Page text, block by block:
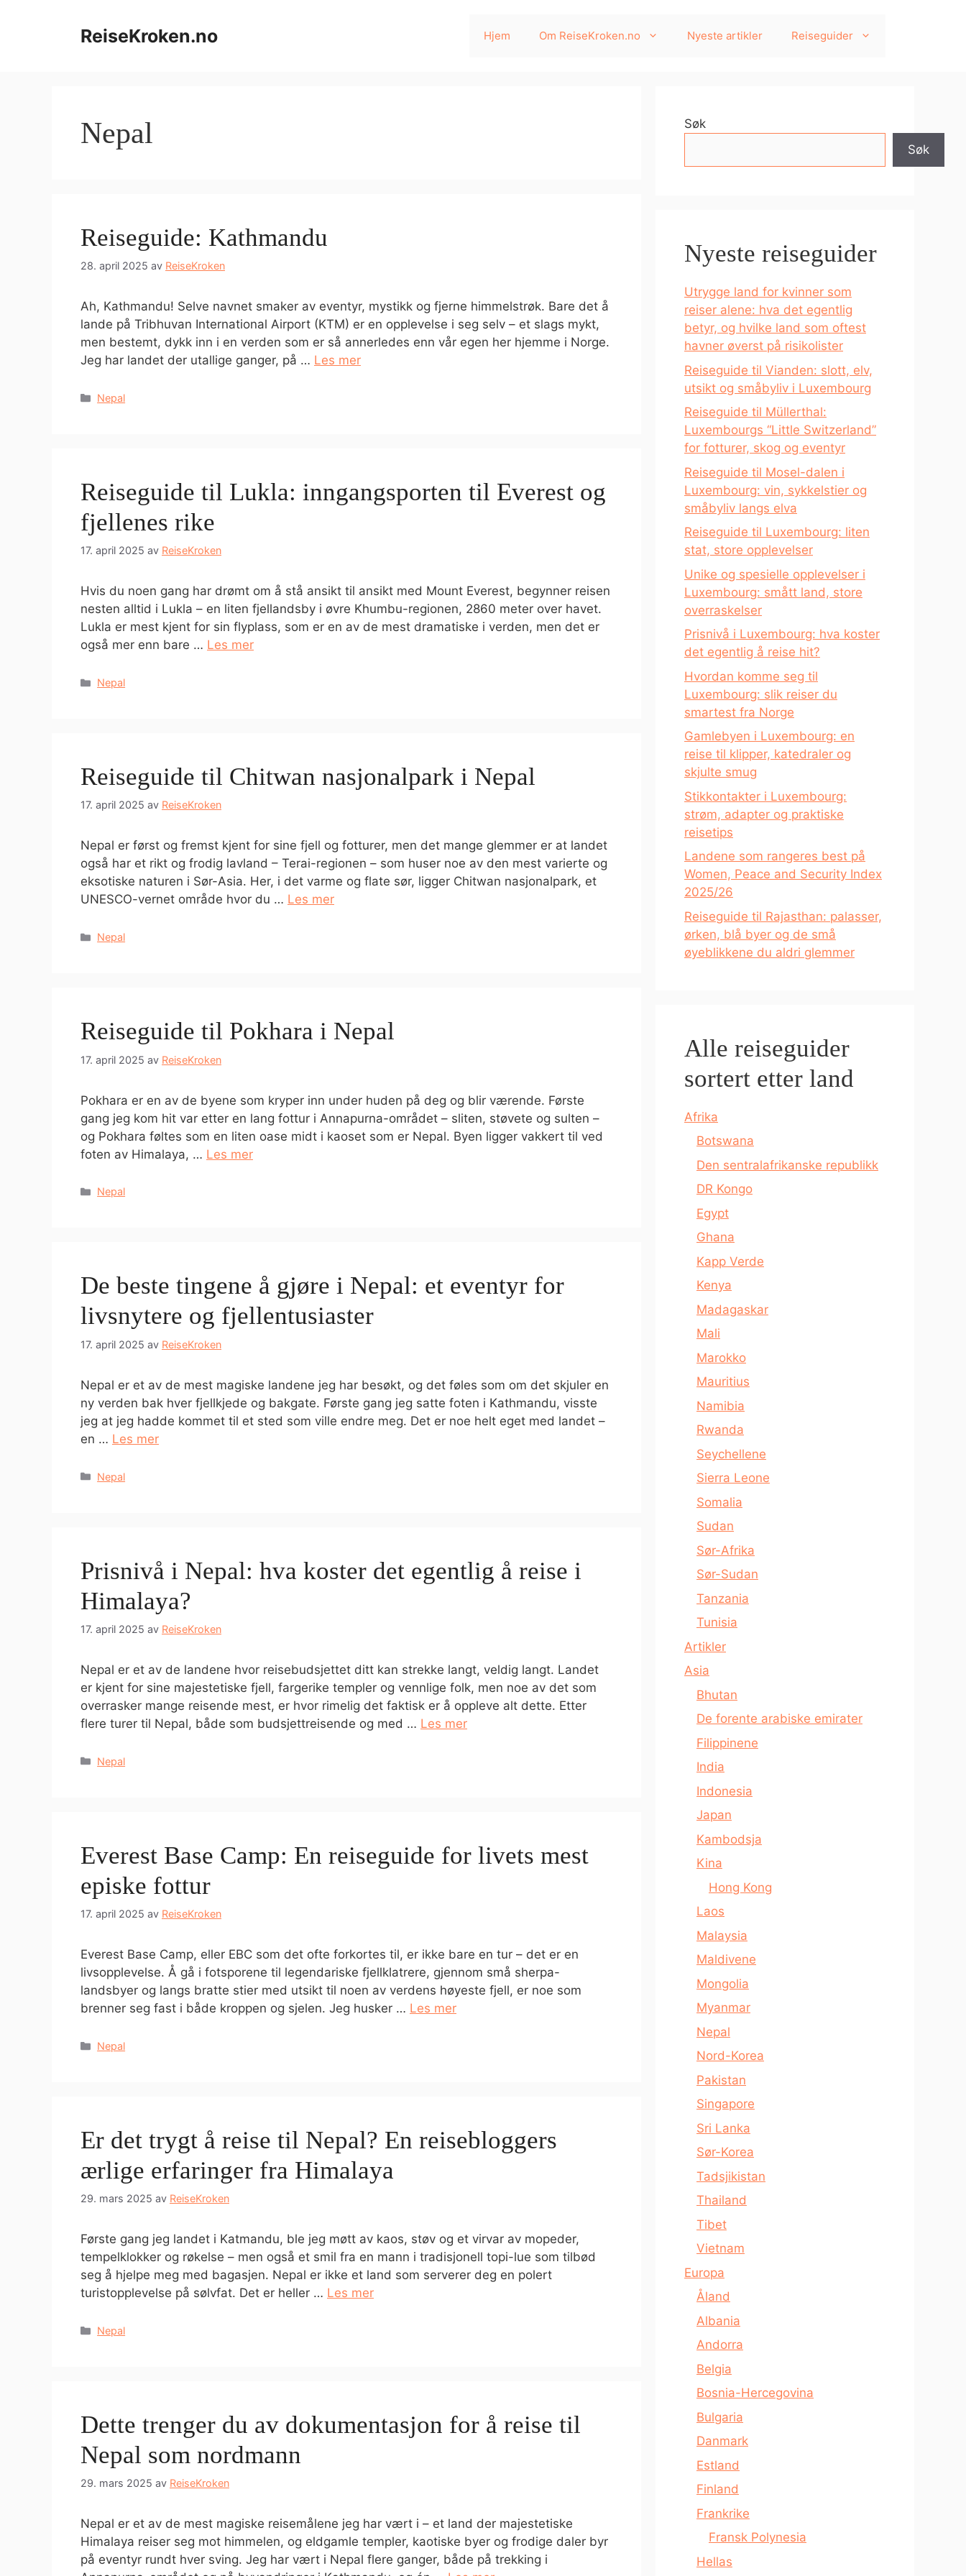
ReiseKroken.no Hjem Om ReiseKroken.no Nyeste artikler Reiseguider
Nepal
Reiseguide: Kathmandu
28. april 2025 av ReiseKroken
Ah, Kathmandu! Selve navnet smaker av eventyr, mystikk og fjerne himmelstrøk. Bare det å
lande på Tribhuvan International Airport (KTM) er en opplevelse i seg selv – et slags mykt,
men bestemt, dykk inn i en verden som er så annerledes enn vår egen her hjemme i Norge.
Jeg har landet der utallige ganger, på … Les mer
Kategorier
Nepal
Reiseguide til Lukla: inngangsporten til Everest og
fjellenes rike
17. april 2025 av ReiseKroken
Hvis du noen gang har drømt om å stå ansikt til ansikt med Mount Everest, begynner reisen
nesten alltid i Lukla – en liten fjellandsby i øvre Khumbu-regionen, 2860 meter over havet.
Lukla er mest kjent for sin flyplass, som er en av de mest dramatiske i verden, men det er
også mer enn bare … Les mer
Kategorier
Nepal
Reiseguide til Chitwan nasjonalpark i Nepal
17. april 2025 av ReiseKroken
Nepal er først og fremst kjent for sine fjell og fotturer, men det mange glemmer er at landet
også har et rikt og frodig lavland – Terai-regionen – som huser noe av den mest varierte og
eksotiske naturen i Sør-Asia. Her, i det varme og flate sør, ligger Chitwan nasjonalpark, et
UNESCO-vernet område hvor du … Les mer
Kategorier
Nepal
Reiseguide til Pokhara i Nepal
17. april 2025 av ReiseKroken
Pokhara er en av de byene som kryper inn under huden på deg og blir værende. Første
gang jeg kom hit var etter en lang fottur i Annapurna-området – sliten, støvete og sulten –
og Pokhara føltes som en liten oase midt i kaoset som er Nepal. Byen ligger vakkert til ved
foten av Himalaya, … Les mer
Kategorier
Nepal
De beste tingene å gjøre i Nepal: et eventyr for
livsnytere og fjellentusiaster
17. april 2025 av ReiseKroken
Nepal er et av de mest magiske landene jeg har besøkt, og det føles som om det skjuler en
ny verden bak hver fjellkjede og bakgate. Første gang jeg satte foten i Kathmandu, visste
jeg at jeg hadde kommet til et sted som ville endre meg. Det er noe helt eget med landet –
en … Les mer
Kategorier
Nepal
Prisnivå i Nepal: hva koster det egentlig å reise i
Himalaya?
17. april 2025 av ReiseKroken
Nepal er et av de landene hvor reisebudsjettet ditt kan strekke langt, veldig langt. Landet
er kjent for sine majestetiske fjell, fargerike templer og vennlige folk, men noe av det som
overrasker mange reisende mest, er hvor rimelig det faktisk er å oppleve alt dette. Etter
flere turer til Nepal, både som budsjettreisende og med … Les mer
Kategorier
Nepal
Everest Base Camp: En reiseguide for livets mest
episke fottur
17. april 2025 av ReiseKroken
Everest Base Camp, eller EBC som det ofte forkortes til, er ikke bare en tur – det er en
livsopplevelse. Å gå i fotsporene til legendariske fjellklatrere, gjennom små sherpa-
landsbyer og langs bratte stier med utsikt til noen av verdens høyeste fjell, er noe som
brenner seg fast i både kroppen og sjelen. Jeg husker … Les mer
Kategorier
Nepal
Er det trygt å reise til Nepal? En reisebloggers
ærlige erfaringer fra Himalaya
29. mars 2025 av ReiseKroken
Første gang jeg landet i Katmandu, ble jeg møtt av kaos, støv og et virvar av mopeder,
tempelklokker og røkelse – men også et smil fra en mann i tradisjonell topi-lue som tilbød
seg å hjelpe meg med bagasjen. Nepal er ikke et land som serverer deg en polert
turistopplevelse på sølvfat. Det er heller … Les mer
Kategorier
Nepal
Dette trenger du av dokumentasjon for å reise til
Nepal som nordmann
29. mars 2025 av ReiseKroken
Nepal er et av de mest magiske reisemålene jeg har vært i – et land der majestetiske
Himalaya reiser seg mot himmelen, og eldgamle templer, kaotiske byer og frodige daler byr
på eventyr rundt hver sving. Jeg har vært i Nepal flere ganger, både på trekking i
Søk
Søk
Nyeste reiseguider
Utrygge land for kvinner som
reiser alene: hva det egentlig
betyr, og hvilke land som oftest
havner øverst på risikolister
Reiseguide til Vianden: slott, elv,
utsikt og småbyliv i Luxembourg
Reiseguide til Müllerthal:
Luxembourgs “Little Switzerland”
for fotturer, skog og eventyr
Reiseguide til Mosel-dalen i
Luxembourg: vin, sykkelstier og
småbyliv langs elva
Reiseguide til Luxembourg: liten
stat, store opplevelser
Unike og spesielle opplevelser i
Luxembourg: smått land, store
overraskelser
Prisnivå i Luxembourg: hva koster
det egentlig å reise hit?
Hvordan komme seg til
Luxembourg: slik reiser du
smartest fra Norge
Gamlebyen i Luxembourg: en
reise til klipper, katedraler og
skjulte smug
Stikkontakter i Luxembourg:
strøm, adapter og praktiske
reisetips
Landene som rangeres best på
Women, Peace and Security Index
2025/26
Reiseguide til Rajasthan: palasser,
ørken, blå byer og de små
øyeblikkene du aldri glemmer
Alle reiseguider
sortert etter land
Afrika
Botswana
Den sentralafrikanske republikk
DR Kongo
Egypt
Ghana
Kapp Verde
Kenya
Madagaskar
Mali
Marokko
Mauritius
Namibia
Rwanda
Seychellene
Sierra Leone
Somalia
Sudan
Sør-Afrika
Sør-Sudan
Tanzania
Tunisia
Artikler
Asia
Bhutan
De forente arabiske emirater
Filippinene
India
Indonesia
Japan
Kambodsja
Kina
Hong Kong
Laos
Malaysia
Maldivene
Mongolia
Myanmar
Nepal
Nord-Korea
Pakistan
Singapore
Sri Lanka
Sør-Korea
Tadsjikistan
Thailand
Tibet
Vietnam
Europa
Åland
Albania
Andorra
Belgia
Bosnia-Hercegovina
Bulgaria
Danmark
Estland
Finland
Frankrike
Fransk Polynesia
Hellas